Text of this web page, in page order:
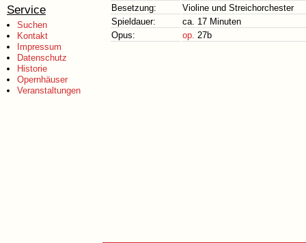
Service
Suchen
Kontakt
Impressum
Datenschutz
Historie
Opernhäuser
Veranstaltungen
Besetzung:
Violine und Streichorchester
Spieldauer:
ca. 17 Minuten
Opus:
op. 27b